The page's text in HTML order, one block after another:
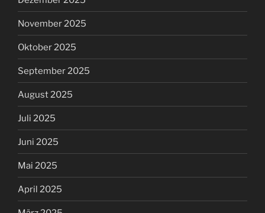
November 2025
Oktober 2025
September 2025
August 2025
Juli 2025
Juni 2025
Mai 2025
April 2025